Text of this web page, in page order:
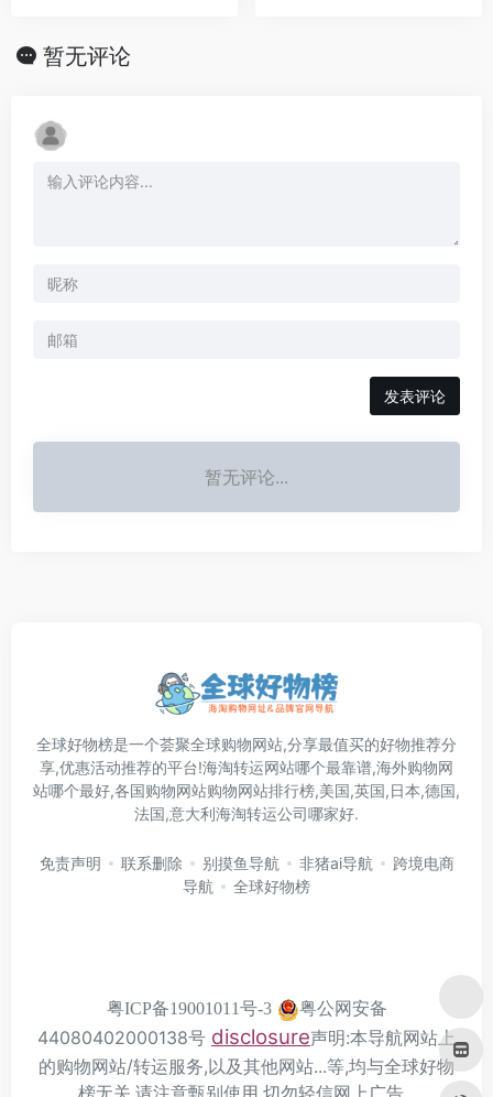
暂无评论
发表评论
暂无评论...
全球好物榜是一个荟聚全球购物网站,分享最值买的好物推荐分
享,优惠活动推荐的平台!海淘转运网站哪个最靠谱,海外购物网
站哪个最好,各国购物网站购物网站排行榜,美国,英国,日本,德国,
法国,意大利海淘转运公司哪家好.
免责声明 联系删除 别摸鱼导航 非猪ai导航
跨境电商
导航
全球好物榜
粤ICP备19001011号-3
粤公网安备
44080402000138号 disclosure声明:本导航网站上
的购物网站/转运服务,以及其他网站...等,均与全球好物
榜无关,请注意甄别使用,切勿轻信网上广告.